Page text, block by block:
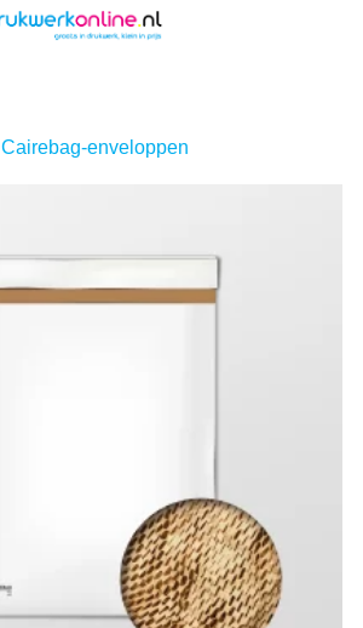
Cairebag-enveloppen